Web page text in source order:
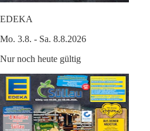
EDEKA
Mo. 3.8. - Sa. 8.8.2026
Nur noch heute gültig